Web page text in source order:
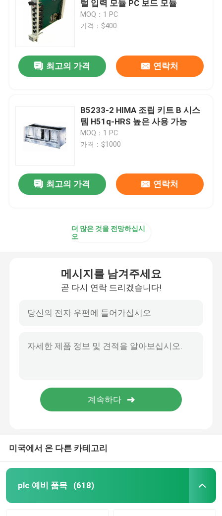
알렌 브레들리 단위
Emerson 델타 V DCS
웨스팅하우스 대환영
yokogawa 단위
시멘스 단위
수익성 있는 기구
털 입력 모듈 PC 보드 모듈
MOQ：1 PC
가격：$400
최고의 가격 연락처
B5233-2 HIMA 조립 키트 B 시스
템 H51q-HRS 높은 사용 가능
MOQ：1 PC
가격：$1000
최고의 가격 연락처
더 많은 것을 전망하십시
오
메시지를 남겨주세요
곧 다시 연락 드리겠습니다!
미국에서 온 다른 카테고리
plc 예비 품목 (618)